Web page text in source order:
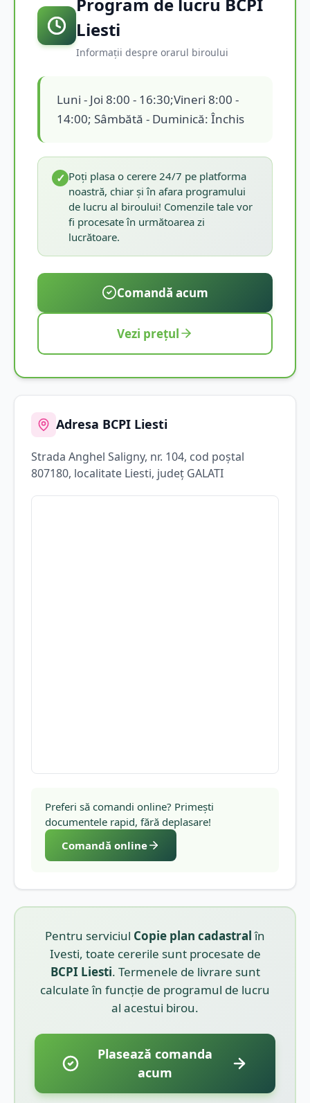
Liesti
Informații despre orarul biroului
Luni - Joi 8:00 - 16:30;Vineri 8:00 -
14:00; Sâmbătă - Duminică: Închis
✓ Poți plasa o cerere 24/7 pe platforma
noastră, chiar și în afara programului
de lucru al biroului! Comenzile tale vor
fi procesate în următoarea zi
lucrătoare.
Comandă acum
Vezi prețul
Adresa BCPI Liesti
Strada Anghel Saligny, nr. 104, cod poștal
807180, localitate Liesti, județ GALATI
Preferi să comandi online? Primești
documentele rapid, fără deplasare!
Comandă online
Pentru serviciul Copie plan cadastralîn
Ivesti, toate cererile sunt procesate de
BCPI Liesti. Termenele de livrare sunt
calculate în funcție de programul de lucru
al acestui birou.
Plasează comanda
acum